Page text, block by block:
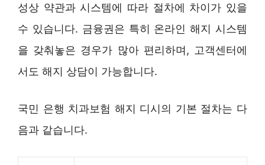
성상 약관과 시스템에 따라 절차에 차이가 있을
수 있습니다. 금융권은 특히 온라인 해지 시스템
을 갖춰놓은 경우가 많아 편리하며, 고객센터에
서도 해지 상담이 가능합니다.
국민 은행 치과보험 해지 디시의 기본 절차는 다
음과 같습니다.